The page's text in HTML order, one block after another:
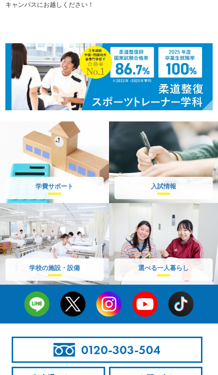
キャンパスにお越しください！
学費サポート 入試情報
学校の施設・設備 選べる一人暮らし
0120-303-504